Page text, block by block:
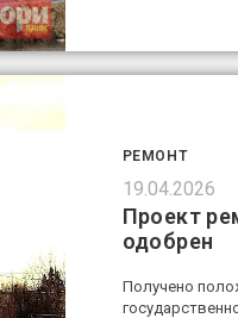
РЕМОНТ
19.04.2026
Проект
одобрен
Получено